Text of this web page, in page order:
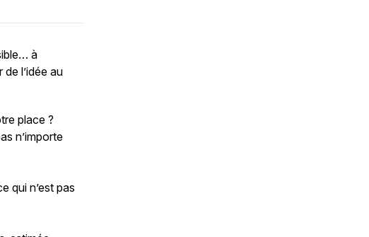
à
l’idée au
place ?
n’importe
qui n’est pas